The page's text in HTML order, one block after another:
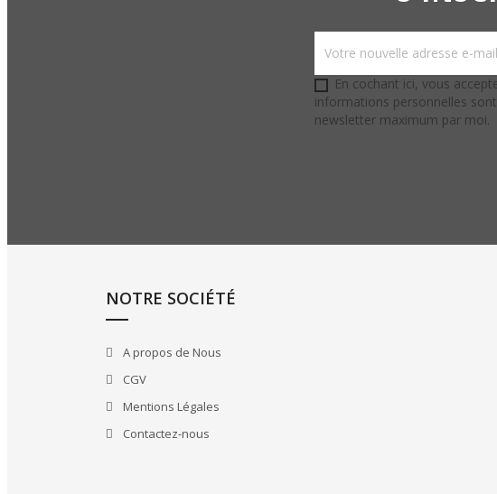
En cochant ici, vous
informations personnelles
newsletter maximum par moi.
NOTRE SOCIÉTÉ
A propos de Nous
CGV
Mentions Légales
Contactez-nous